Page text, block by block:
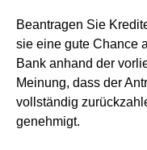
Beantragen Sie
sie eine gute Chance
Bank anhand der
Meinung, dass der
vollständig
genehmigt.